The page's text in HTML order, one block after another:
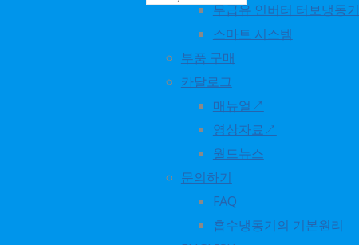
무급유 인버터 터보냉동기
스마트 시스템
부품 구매
카달로그
매뉴얼↗
영상자료↗
월드뉴스
문의하기
FAQ
흡수냉동기의 기본원리